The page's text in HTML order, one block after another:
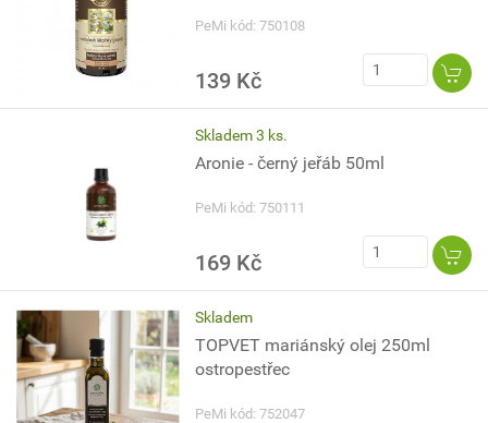
PeMi kód: 750108
139 Kč
Skladem 3 ks.
Aronie - černý jeřáb 50ml
PeMi kód: 750111
169 Kč
Skladem
TOPVET mariánský olej 250ml
ostropestřec
PeMi kód: 752047